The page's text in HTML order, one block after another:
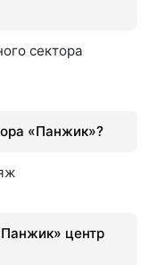
сектора
«Панжик»?
центр